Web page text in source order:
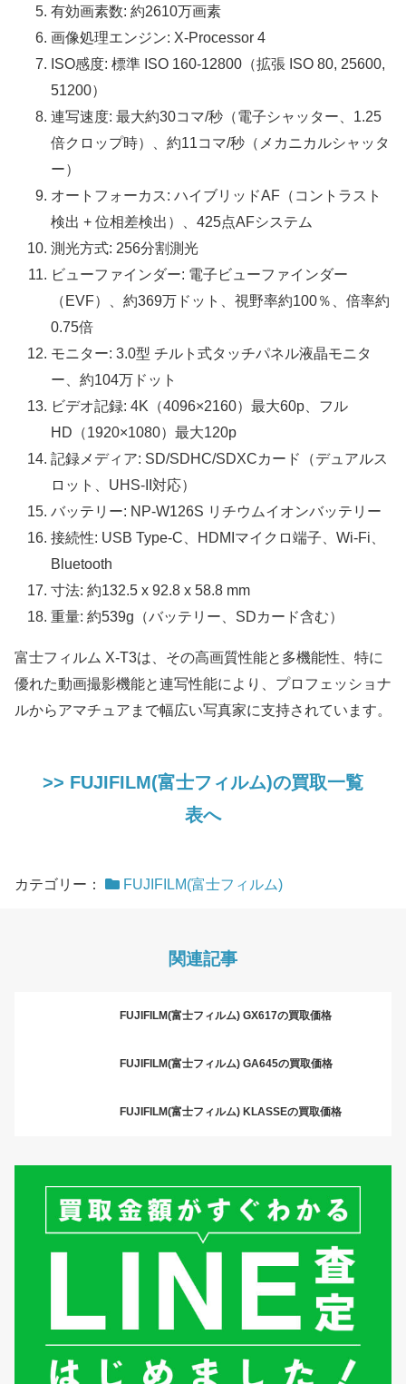
有効画素数: 約2610万画素
画像処理エンジン: X-Processor 4
ISO感度: 標準 ISO 160-12800（拡張 ISO 80, 25600,
51200）
連写速度: 最大約30コマ/秒（電子シャッター、1.25
倍クロップ時）、約11コマ/秒（メカニカルシャッタ
ー）
オートフォーカス: ハイブリッドAF（コントラスト
検出 + 位相差検出）、425点AFシステム
測光方式: 256分割測光
ビューファインダー: 電子ビューファインダー
（EVF）、約369万ドット、視野率約100％、倍率約
0.75倍
モニター: 3.0型 チルト式タッチパネル液晶モニタ
ー、約104万ドット
ビデオ記録: 4K（4096×2160）最大60p、フル
HD（1920×1080）最大120p
記録メディア: SD/SDHC/SDXCカード（デュアルス
ロット、UHS-II対応）
バッテリー: NP-W126S リチウムイオンバッテリー
接続性: USB Type-C、HDMIマイクロ端子、Wi-Fi、
Bluetooth
寸法: 約132.5 x 92.8 x 58.8 mm
重量: 約539g（バッテリー、SDカード含む）
富士フィルム X-T3は、その高画質性能と多機能性、特に
優れた動画撮影機能と連写性能により、プロフェッショナ
ルからアマチュアまで幅広い写真家に支持されています。
>> FUJIFILM(富士フィルム)の買取一覧
表へ
カテゴリー： FUJIFILM(富士フィルム)
関連記事
FUJIFILM(富士フィルム) GX617の買取価格
FUJIFILM(富士フィルム) GA645の買取価格
FUJIFILM(富士フィルム) KLASSEの買取価格